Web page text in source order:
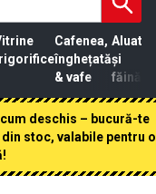
Cafenea,
înghețată
& vafe
Aluat
și
făină
deschis – bucură-te
stoc, valabile pentru o